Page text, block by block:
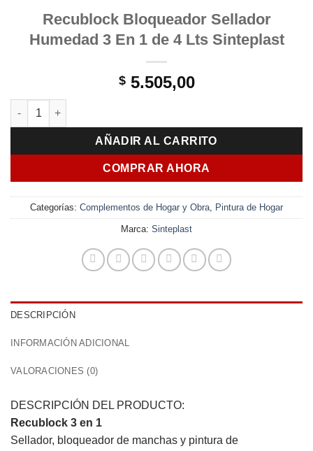
Recublock Bloqueador Sellador
Humedad 3 En 1 de 4 Lts Sinteplast
$5.505,00
Recublock Bloqueador Sellador Humedad 3 En 1 de 4 Lts
AÑADIR AL CARRITO
COMPRAR AHORA
Categorías: Complementos de Hogar y Obra Pintura de Hogar
Marca: Sinteplast
DESCRIPCIÓN
INFORMACIÓN ADICIONAL
VALORACIONES (0)
DESCRIPCIÓN DEL PRODUCTO:
Recublock 3 en 1
Sellador, bloqueador de manchas y pintura de